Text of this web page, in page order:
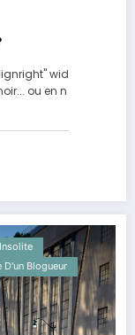
wid
ou en n
Insolite
D'un Blogueur